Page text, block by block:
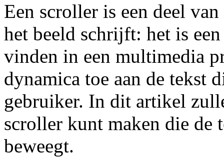
Een scroller is een deel
het beeld schrijft: het is
vinden in een multimedia
dynamica toe aan de tekst
gebruiker. In dit artikel
scroller kunt maken die de
beweegt.